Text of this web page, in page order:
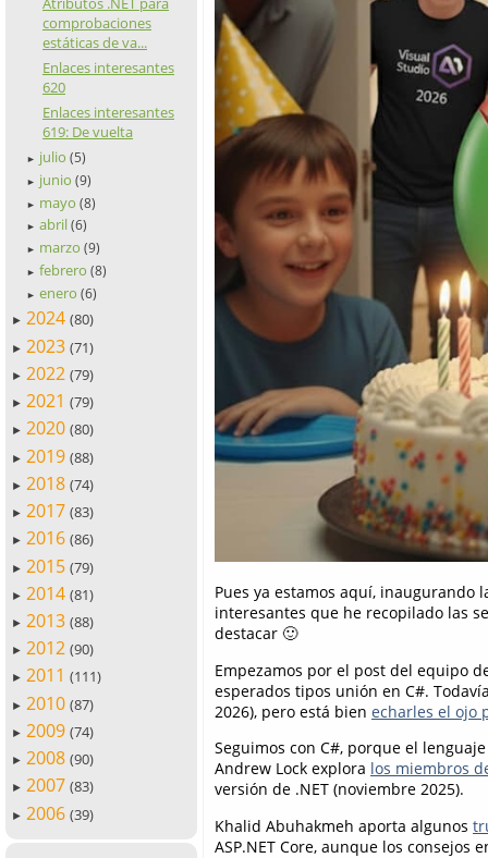
comprobaciones
estáticas de va...
Enlaces interesantes
620
Enlaces interesantes
619: De vuelta
► julio (5)
► junio (9)
► mayo (8)
► abril (6)
► marzo (9)
► febrero (8)
► enero (6)
► 2024 (80)
► 2023 (71)
► 2022 (79)
► 2021 (79)
► 2020 (80)
► 2019 (88)
► 2018 (74)
► 2017 (83)
► 2016 (86)
► 2015 (79)
► 2014 (81)
► 2013 (88)
► 2012 (90)
► 2011 (111)
► 2010 (87)
► 2009 (74)
► 2008 (90)
► 2007 (83)
► 2006 (39)
Pues ya estamos aquí, inaugurando
interesantes que he recopilado las
destacar 🙂
Empezamos por el post del equipo
esperados tipos unión en C#.
2026), pero está bien echarles el ojo
Seguimos con C#, porque el
Andrew Lock explora los miembros
versión de .NET (noviembre 2025).
Khalid Abuhakmeh aporta algunos
ASP.NET Core, aunque los